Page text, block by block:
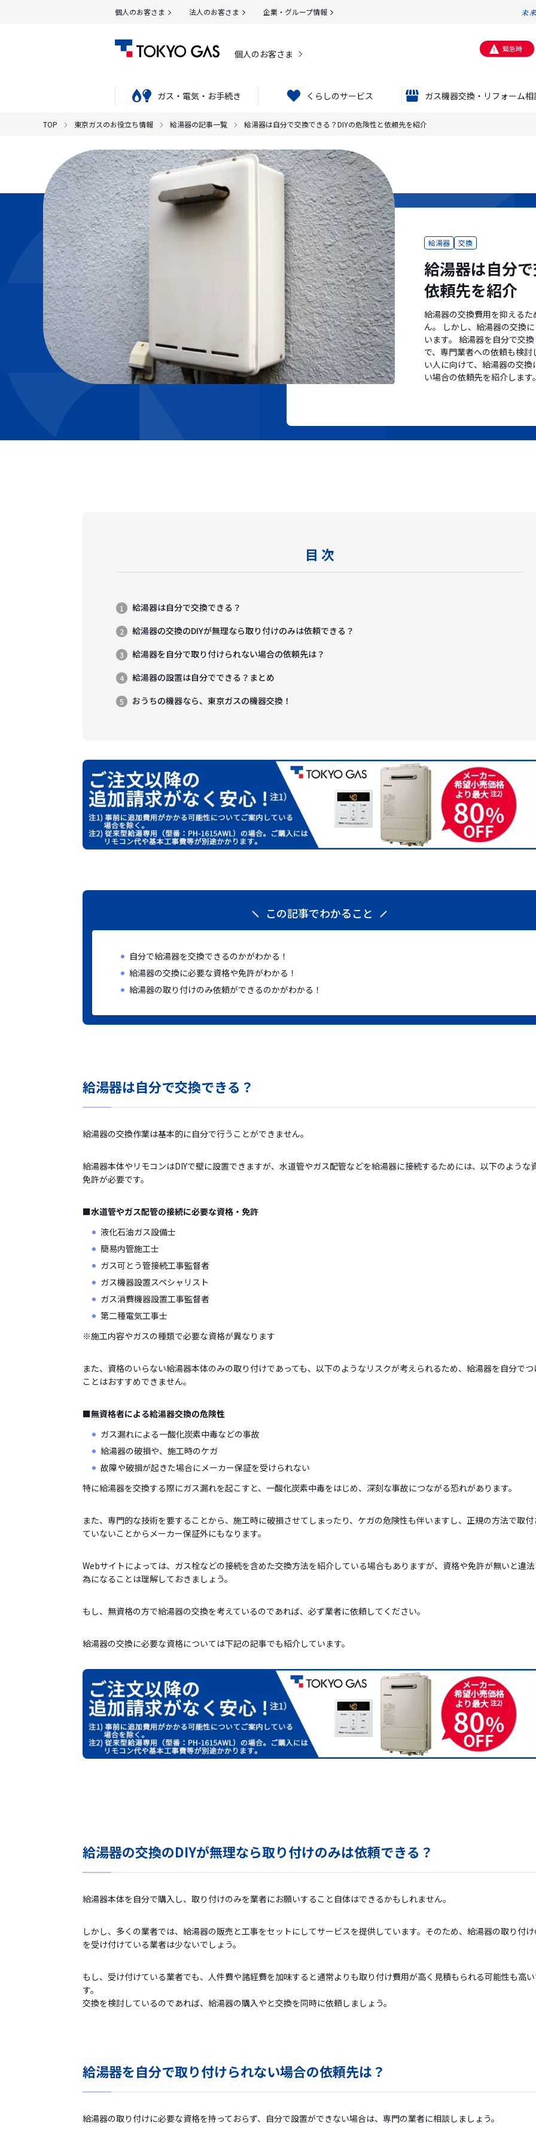
個人のお客さま 法人のお客さま 企業・グループ情報
個人のお客さま 緊急時
ガス・電気・お手続き くらしのサービス ガス機器交換・リフォーム相
TOP 東京ガスのお役立ち情報 給湯器の記事一覧 給湯器は自分で交換できる？DIYの危険性と依頼先を紹介
給湯器 交換
給湯器は自分
依頼先を紹介
給湯器の交換費用を抑える
ん。 しかし、給湯器の交換
います。 給湯器を自分で交
で、専門業者への依頼も検
い人に向けて、給湯器の交
い場合の依頼先を紹介します
目 次
給湯器は自分で交換できる？
給湯器の交換のDIYが無理なら取り付けのみは依頼できる？
給湯器を自分で取り付けられない場合の依頼先は？
給湯器の設置は自分でできる？まとめ
おうちの機器なら、東京ガスの機器交換！
この記事でわかること
自分で給湯器を交換できるのかがわかる！
給湯器の交換に必要な資格や免許がわかる！
給湯器の取り付けのみ依頼ができるのかがわかる！
給湯器は自分で交換できる？
給湯器の交換作業は基本的に自分で行うことができません。
給湯器本体やリモコンはDIYで壁に設置できますが、水道管やガス配管などを給湯器に接続するためには、以下のような
免許が必要です。
■水道管やガス配管の接続に必要な資格・免許
液化石油ガス設備士
簡易内管施工士
ガス可とう管接続工事監督者
ガス機器設置スペシャリスト
ガス消費機器設置工事監督者
第二種電気工事士
※施工内容やガスの種類で必要な資格が異なります
また、資格のいらない給湯器本体のみの取り付けであっても、以下のようなリスクが考えられるため、給湯器を自分でつ
ことはおすすめできません。
■無資格者による給湯器交換の危険性
ガス漏れによる一酸化炭素中毒などの事故
給湯器の破損や、施工時のケガ
故障や破損が起きた場合にメーカー保証を受けられない
特に給湯器を交換する際にガス漏れを起こすと、一酸化炭素中毒をはじめ、深刻な事故につながる恐れがあります。
また、専門的な技術を要することから、施工時に破損させてしまったり、ケガの危険性も伴いますし、正規の方法で取付
ていないことからメーカー保証外にもなります。
Webサイトによっては、ガス栓などの接続を含めた交換方法を紹介している場合もありますが、資格や免許が無いと違
為になることは理解しておきましょう。
もし、無資格の方で給湯器の交換を考えているのであれば、必ず業者に依頼してください。
給湯器の交換に必要な資格については下記の記事でも紹介しています。
給湯器の交換のDIYが無理なら取り付けのみは依頼できる？
給湯器本体を自分で購入し、取り付けのみを業者にお願いすること自体はできるかもしれません。
しかし、多くの業者では、給湯器の販売と工事をセットにしてサービスを提供しています。そのため、給湯器の取り付
を受け付けている業者は少ないでしょう。
もし、受け付けている業者でも、人件費や諸経費を加味すると通常よりも取り付け費用が高く見積もられる可能性も高
す。
交換を検討しているのであれば、給湯器の購入やと交換を同時に依頼しましょう。
給湯器を自分で取り付けられない場合の依頼先は？
給湯器の取り付けに必要な資格を持っておらず、自分で設置ができない場合は、専門の業者に相談しましょう。